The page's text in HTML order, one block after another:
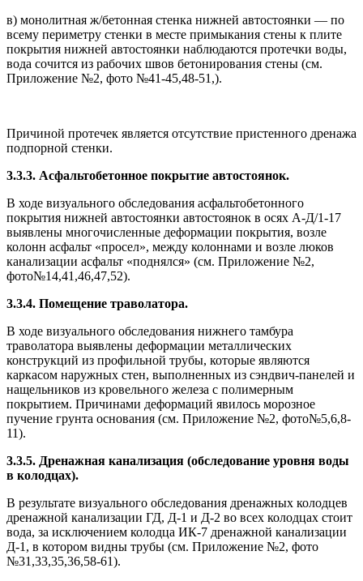
в) монолитная ж/бетонная стенка нижней автостоянки — по
всему периметру стенки в месте примыкания стены к плите
покрытия нижней автостоянки наблюдаются протечки воды,
вода сочится из рабочих швов бетонирования стены (см.
Приложение №2, фото №41-45,48-51,).
Причиной протечек является отсутствие пристенного дренажа
подпорной стенки.
3.3.3. Асфальтобетонное покрытие автостоянок.
В ходе визуального обследования асфальтобетонного
покрытия нижней автостоянки автостоянок в осях А-Д/1-17
выявлены многочисленные деформации покрытия, возле
колонн асфальт «просел», между колоннами и возле люков
канализации асфальт «поднялся» (см. Приложение №2,
фото№14,41,46,47,52).
3.3.4. Помещение траволатора.
В ходе визуального обследования нижнего тамбура
траволатора выявлены деформации металлических
конструкций из профильной трубы, которые являются
каркасом наружных стен, выполненных из сэндвич-панелей и
нащельников из кровельного железа с полимерным
покрытием. Причинами деформаций явилось морозное
пучение грунта основания (см. Приложение №2, фото№5,6,8-
11).
3.3.5. Дренажная канализация (обследование уровня воды
в колодцах).
В результате визуального обследования дренажных колодцев
дренажной канализации ГД, Д-1 и Д-2 во всех колодцах стоит
вода, за исключением колодца ИК-7 дренажной канализации
Д-1, в котором видны трубы (см. Приложение №2, фото
№31,33,35,36,58-61).